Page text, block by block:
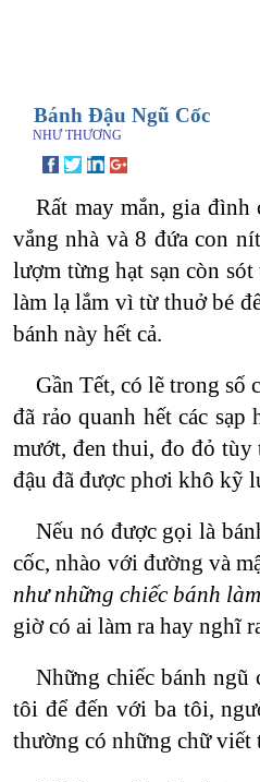
Bánh Đậu Ngũ Cốc
NHƯ THƯƠNG
Rất may mắn, gia
vắng nhà và 8 đứa con
lượm từng hạt sạn còn
làm lạ lắm vì từ thuở bé
bánh này hết cả.
Gần Tết, có lẽ trong số
đã rảo quanh hết các
mướt, đen thui, đo đỏ tùy
đậu đã được phơi khô kỹ
Nếu nó được gọi là
cốc, nhào với đường và
như những chiếc bánh
giờ có ai làm ra hay nghĩ
Những chiếc bánh
tôi để đến với ba tôi,
thường có những chữ viết